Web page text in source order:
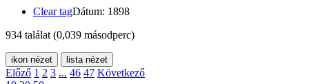
Clear tagDátum: 1898
934 találat (0,039 másodperc)
ikon nézet lista nézet
Előző 1 2 3 ... 46 47 Következő